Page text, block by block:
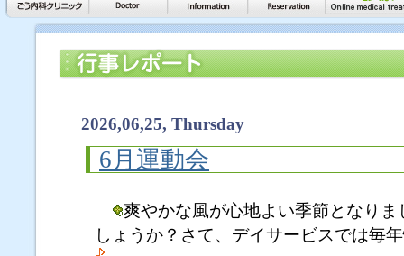
2026,06,25, Thursday
6月運動会
爽やかな風が心地よい季節となり
しょうか？さて、デイサービスでは毎